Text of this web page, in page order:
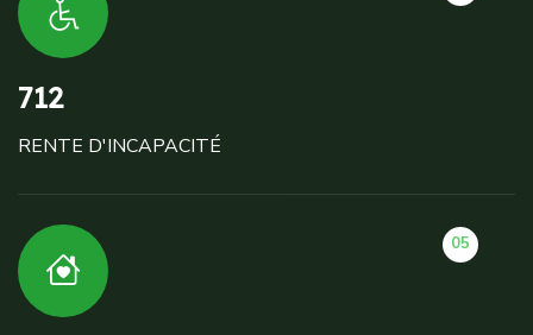
712
RENTE D'INCAPACITÉ
05